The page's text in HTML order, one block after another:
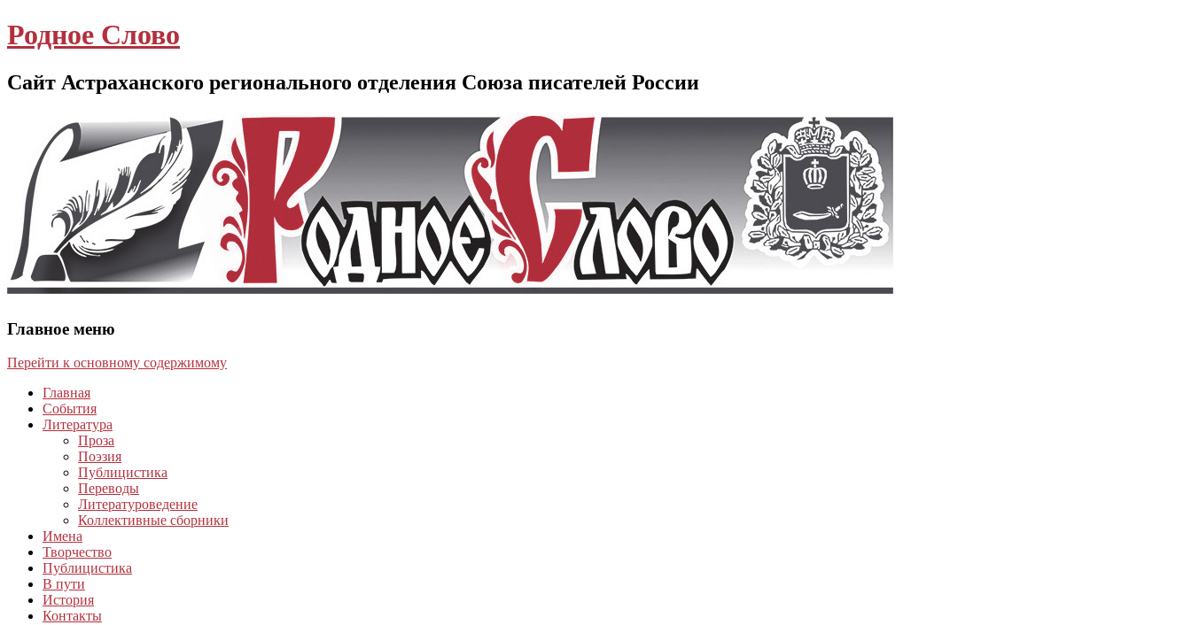
Родное Слово
Сайт Астраханского регионального отделения Союза писателей России
Главное меню
Перейти к основному содержимому
Главная
События
Литература
Проза
Поэзия
Публицистика
Переводы
Литературоведение
Коллективные сборники
Имена
Творчество
Публицистика
В пути
История
Контакты